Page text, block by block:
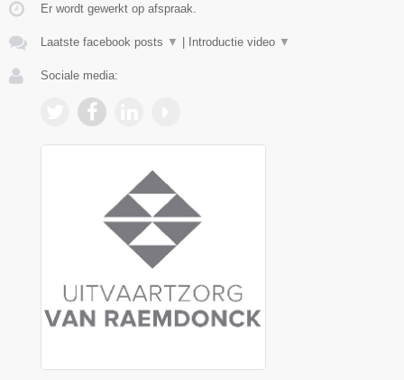
Er wordt gewerkt op afspraak.
Laatste facebook posts ▼ | Introductie video ▼
Sociale media: